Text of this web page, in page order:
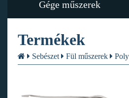
Gége műszerek
Termékek
Sebészet Fül műszerek